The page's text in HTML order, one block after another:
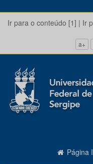
Ir para o conteúdo [1] | Ir
a+
Página